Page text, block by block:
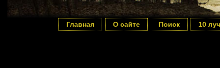
Главная О сайте Поиск 10